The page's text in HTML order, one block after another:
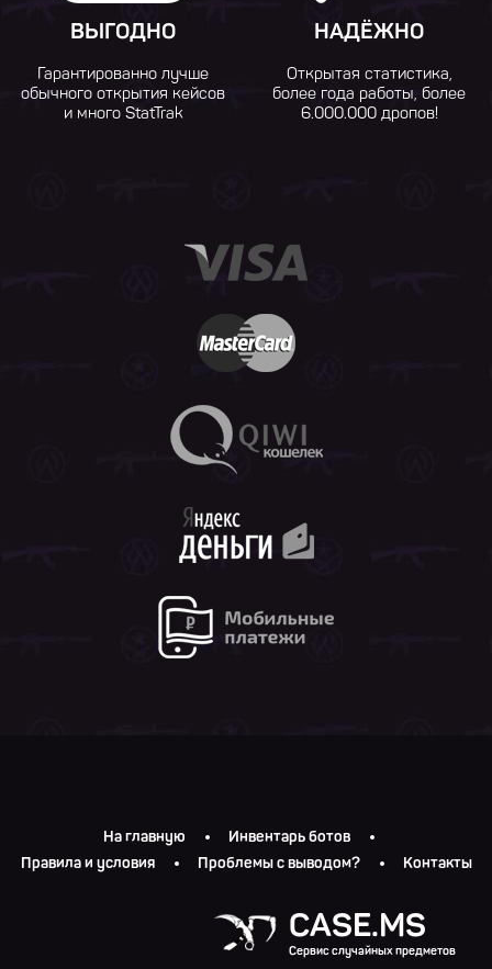
ВЫГОДНО
Гарантированно лучше
обычного открытия кейсов
и много StatTrak
НАДЁЖНО
Открытая статистика,
более года работы, более
6.000.000 дропов!
На главную
Инвентарь ботов
Правила и условия
Проблемы с выводом? Контакты
CASE.MS
Сервис случайных предметов